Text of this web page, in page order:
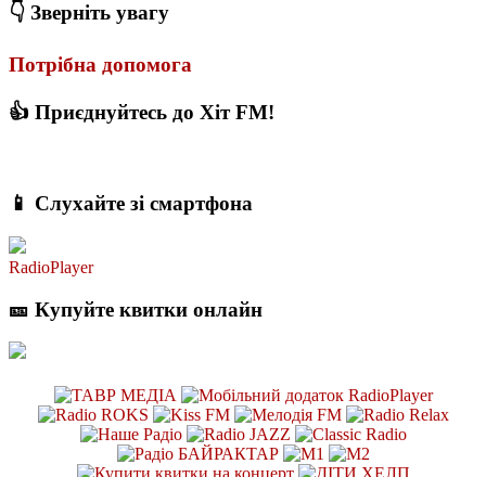
👇 Зверніть увагу
Потрібна допомога
👍 Приєднуйтесь до Хіт FM!
📱 Слухайте зі смартфона
RadioPlayer
🎫 Купуйте квитки онлайн